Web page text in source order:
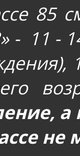
85
- 11 -
а
не